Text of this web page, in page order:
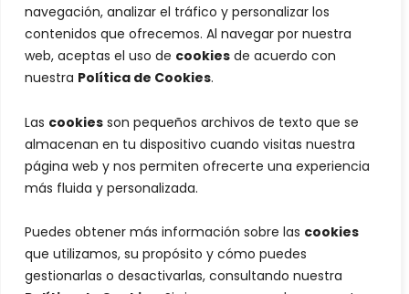
navegación, analizar el tráfico y personalizar los
contenidos que ofrecemos. Al navegar por nuestra
web, aceptas el uso de cookies de acuerdo con
nuestra Política de Cookies.
Las cookies son pequeños archivos de texto que se
almacenan en tu dispositivo cuando visitas nuestra
página web y nos permiten ofrecerte una experiencia
más fluida y personalizada.
Puedes obtener más información sobre las cookies
que utilizamos, su propósito y cómo puedes
gestionarlas o desactivarlas, consultando nuestra